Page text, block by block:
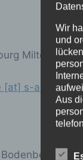
Miltenberg
[at] s-abmil
Wir
und
Aus